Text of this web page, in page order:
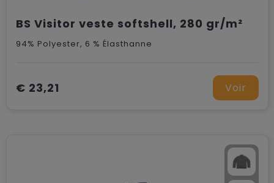
BS Visitor veste softshell, 280 gr/m²
94% Polyester, 6 % Élasthanne
€ 23,21 Voir